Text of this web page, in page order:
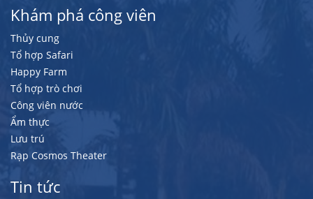
Khám phá công viên
Thủy cung
Tổ hợp Safari
Happy Farm
Tổ hợp trò chơi
Công viên nước
Ẩm thực
Lưu trú
Rạp Cosmos Theater
Tin tức